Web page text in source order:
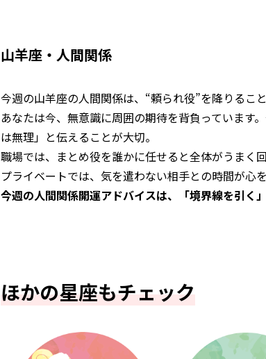
山羊座・人間関係
今週の山羊座の人間関係は、“頼られ役”を降りるこ
あなたは今、無意識に周囲の期待を背負っています
は無理」と伝えることが大切。
職場では、まとめ役を誰かに任せると全体がうまく回
プライベートでは、気を遣わない相手との時間が心
今週の人間関係開運アドバイスは、「境界線を引く
ほかの星座もチェック